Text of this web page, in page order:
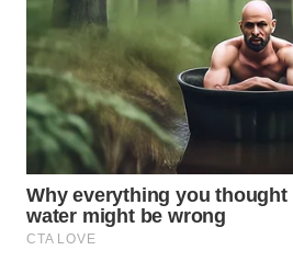
WN
CIANJUR
WN
KEPULAUAN
SERIBU
WN